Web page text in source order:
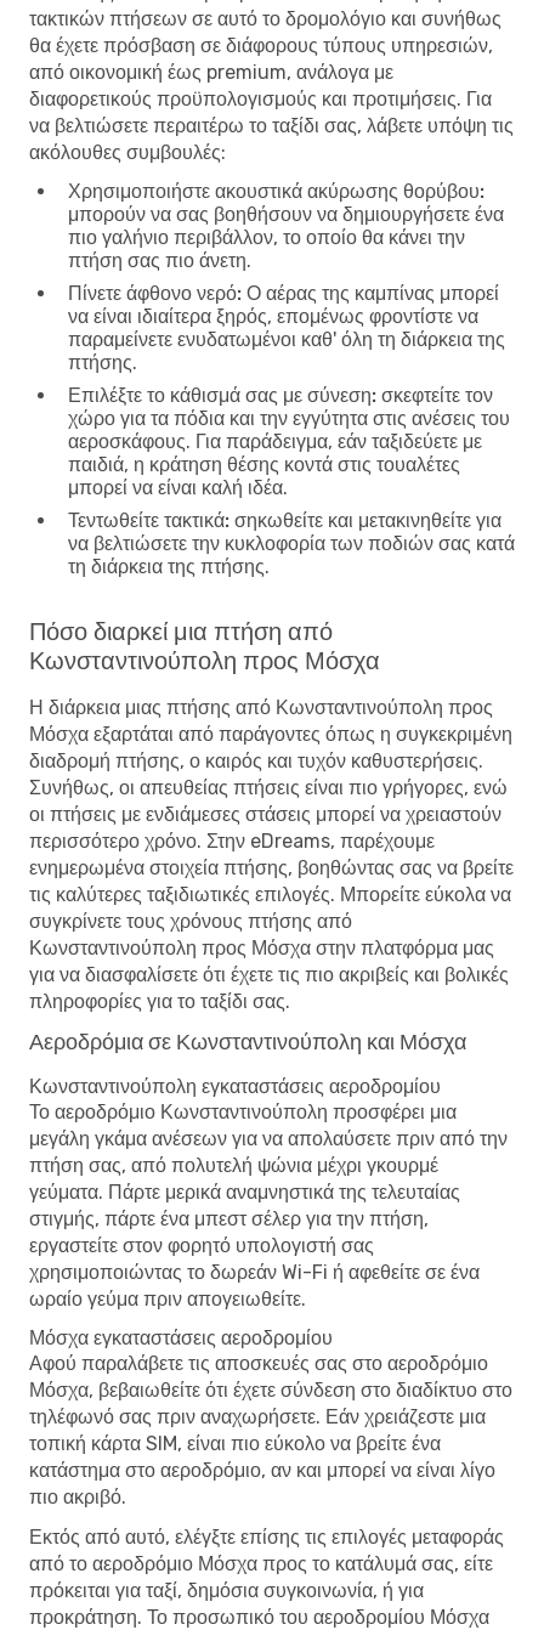
τακτικών πτήσεων σε αυτό το δρομολόγιο και συνήθως
θα έχετε πρόσβαση σε διάφορους τύπους υπηρεσιών,
από οικονομική έως premium, ανάλογα με
διαφορετικούς προϋπολογισμούς και προτιμήσεις. Για
να βελτιώσετε περαιτέρω το ταξίδι σας, λάβετε υπόψη τις
ακόλουθες συμβουλές:
Χρησιμοποιήστε ακουστικά ακύρωσης θορύβου:
μπορούν να σας βοηθήσουν να δημιουργήσετε ένα
πιο γαλήνιο περιβάλλον, το οποίο θα κάνει την
πτήση σας πιο άνετη.
Πίνετε άφθονο νερό: Ο αέρας της καμπίνας μπορεί
να είναι ιδιαίτερα ξηρός, επομένως φροντίστε να
παραμείνετε ενυδατωμένοι καθ' όλη τη διάρκεια της
πτήσης.
Επιλέξτε το κάθισμά σας με σύνεση: σκεφτείτε τον
χώρο για τα πόδια και την εγγύτητα στις ανέσεις του
αεροσκάφους. Για παράδειγμα, εάν ταξιδεύετε με
παιδιά, η κράτηση θέσης κοντά στις τουαλέτες
μπορεί να είναι καλή ιδέα.
Τεντωθείτε τακτικά: σηκωθείτε και μετακινηθείτε για
να βελτιώσετε την κυκλοφορία των ποδιών σας κατά
τη διάρκεια της πτήσης.
Πόσο διαρκεί μια πτήση από
Κωνσταντινούπολη προς Μόσχα
Η διάρκεια μιας πτήσης από Κωνσταντινούπολη προς
Μόσχα εξαρτάται από παράγοντες όπως η συγκεκριμένη
διαδρομή πτήσης, ο καιρός και τυχόν καθυστερήσεις.
Συνήθως, οι απευθείας πτήσεις είναι πιο γρήγορες, ενώ
οι πτήσεις με ενδιάμεσες στάσεις μπορεί να χρειαστούν
περισσότερο χρόνο. Στην eDreams, παρέχουμε
ενημερωμένα στοιχεία πτήσης, βοηθώντας σας να βρείτε
τις καλύτερες ταξιδιωτικές επιλογές. Μπορείτε εύκολα να
συγκρίνετε τους χρόνους πτήσης από
Κωνσταντινούπολη προς Μόσχα στην πλατφόρμα μας
για να διασφαλίσετε ότι έχετε τις πιο ακριβείς και βολικές
πληροφορίες για το ταξίδι σας.
Αεροδρόμια σε Κωνσταντινούπολη και Μόσχα
Κωνσταντινούπολη εγκαταστάσεις αεροδρομίου
Το αεροδρόμιο Κωνσταντινούπολη προσφέρει μια
μεγάλη γκάμα ανέσεων για να απολαύσετε πριν από την
πτήση σας, από πολυτελή ψώνια μέχρι γκουρμέ
γεύματα. Πάρτε μερικά αναμνηστικά της τελευταίας
στιγμής, πάρτε ένα μπεστ σέλερ για την πτήση,
εργαστείτε στον φορητό υπολογιστή σας
χρησιμοποιώντας το δωρεάν Wi-Fi ή αφεθείτε σε ένα
ωραίο γεύμα πριν απογειωθείτε.
Μόσχα εγκαταστάσεις αεροδρομίου
Αφού παραλάβετε τις αποσκευές σας στο αεροδρόμιο
Μόσχα, βεβαιωθείτε ότι έχετε σύνδεση στο διαδίκτυο στο
τηλέφωνό σας πριν αναχωρήσετε. Εάν χρειάζεστε μια
τοπική κάρτα SIM, είναι πιο εύκολο να βρείτε ένα
κατάστημα στο αεροδρόμιο, αν και μπορεί να είναι λίγο
πιο ακριβό.
Εκτός από αυτό, ελέγξτε επίσης τις επιλογές μεταφοράς
από το αεροδρόμιο Μόσχα προς το κατάλυμά σας, είτε
πρόκειται για ταξί, δημόσια συγκοινωνία, ή για
προκράτηση. Το προσωπικό του αεροδρομίου Μόσχα